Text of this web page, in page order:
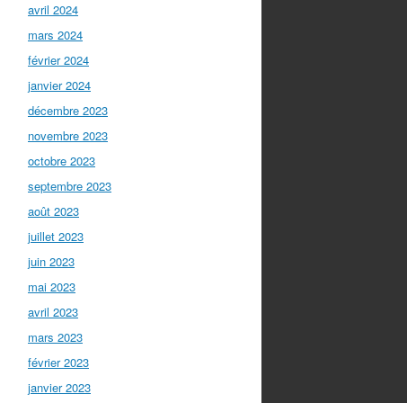
avril 2024
mars 2024
février 2024
janvier 2024
décembre 2023
novembre 2023
octobre 2023
septembre 2023
août 2023
juillet 2023
juin 2023
mai 2023
avril 2023
mars 2023
février 2023
janvier 2023